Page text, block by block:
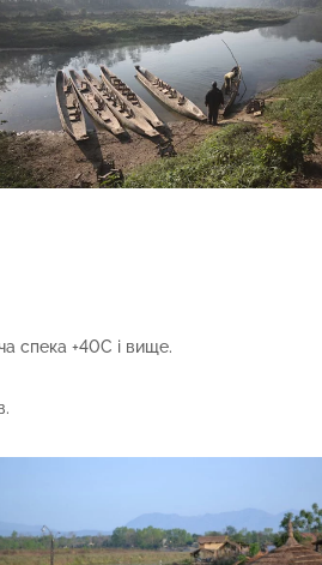
спека +40С і вище.